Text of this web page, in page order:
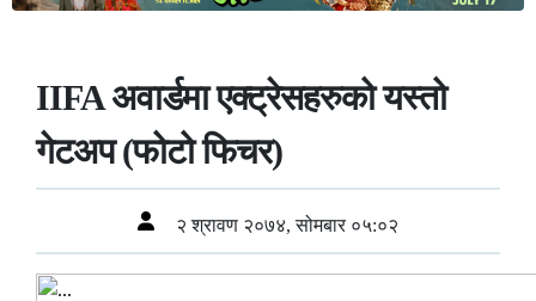
IIFA अवार्डमा एक्ट्रेसहरुको यस्तो
गेटअप (फोटो फिचर)
२ श्रावण २०७४, सोमबार ०५:०२